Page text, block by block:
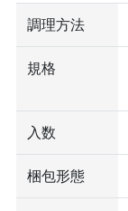
調理方法
規格
入数
梱包形態